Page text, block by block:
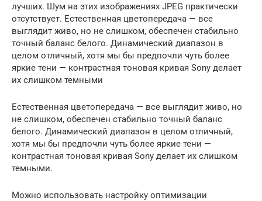
лучших. Шум на этих изображениях JPEG практически
отсутствует. Естественная цветопередача — все
выглядит живо, но не слишком, обеспечен стабильно
точный баланс белого. Динамический диапазон в
целом отличный, хотя мы бы предпочли чуть более
яркие тени — контрастная тоновая кривая Sony делает
их слишком темными
Естественная цветопередача — все выглядит живо, но
не слишком, обеспечен стабильно точный баланс
белого. Динамический диапазон в целом отличный,
хотя мы бы предпочли чуть более яркие тени —
контрастная тоновая кривая Sony делает их слишком
темными.
Можно использовать настройку оптимизации